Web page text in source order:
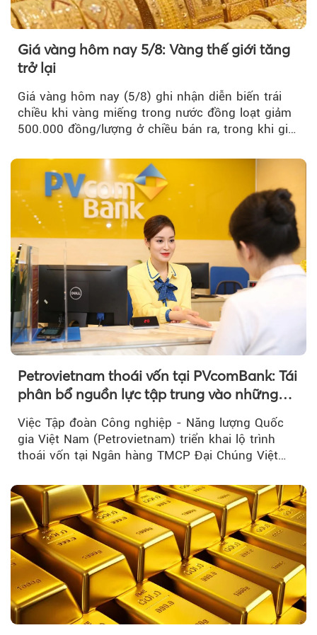
Giá vàng hôm nay 5/8: Vàng thế giới tăng
trở lại
Giá vàng hôm nay (5/8) ghi nhận diễn biến trái
chiều khi vàng miếng trong nước đồng loạt giảm
500.000 đồng/lượng ở chiều bán ra, trong khi giá
thương hiệu.
Petrovietnam thoái vốn tại PVcomBank: Tái
phân bổ nguồn lực tập trung vào những
Việc Tập đoàn Công nghiệp - Năng lượng Quốc
gia Việt Nam (Petrovietnam) triển khai lộ trình
thoái vốn tại Ngân hàng TMCP Đại Chúng Việt